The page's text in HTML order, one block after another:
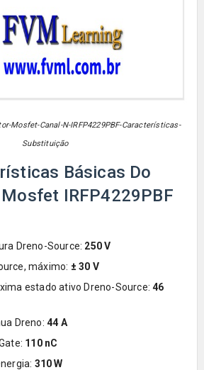
Mosfet-Canal-N-IRFP4229PBF-Características-
Substituição
Básicas Do
IRFP4229PBF
Dreno-Source: 250 V
máximo: ± 30 V
estado ativo Dreno-Source:46
Dreno: 44 A
110 nC
310 W